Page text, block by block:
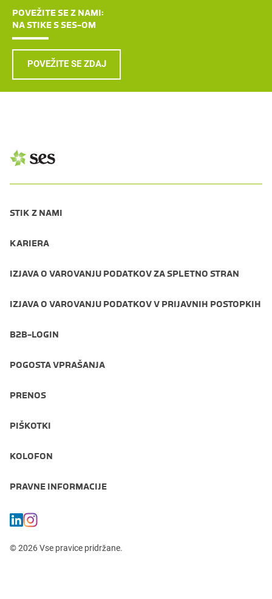
POVEŽITE SE Z NAMI:
NA STIKE S SES-OM
POVEŽITE SE ZDAJ
STIK Z NAMI
KARIERA
IZJAVA O VAROVANJU PODATKOV ZA SPLETNO STRAN
IZJAVA O VAROVANJU PODATKOV V PRIJAVNIH POSTOPKIH
B2B-LOGIN
POGOSTA VPRAŠANJA
PRENOS
PIŠKOTKI
KOLOFON
PRAVNE INFORMACIJE
© 2026 Vse pravice pridržane.